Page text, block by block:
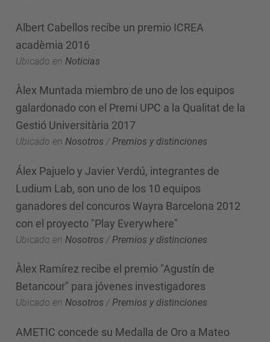
Albert Cabellos recibe un premio ICREA
acadèmia 2016
Ubicado en Noticias
Àlex Muntada miembro de uno de los equipos
galardonado con el Premi UPC a la Qualitat de la
Gestió Universitària 2017
Ubicado en Nosotros /Premios y distinciones
Álex Pajuelo y Javier Verdú, integrantes de
Ludium Lab, son uno de los 10 equipos
ganadores del concuros Wayra Barcelona 2012
con el proyecto "Play Everywhere"
Ubicado en Nosotros / Premios y distinciones
Àlex Ramírez recibe el premio "Agustín de
Betancour" para jóvenes investigadores
Ubicado en Nosotros /Premios y distinciones
AMETIC concede su Medalla de Oro a Mateo